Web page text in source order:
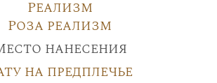
Реализм
Роза реализм
нанесения
на предплечье